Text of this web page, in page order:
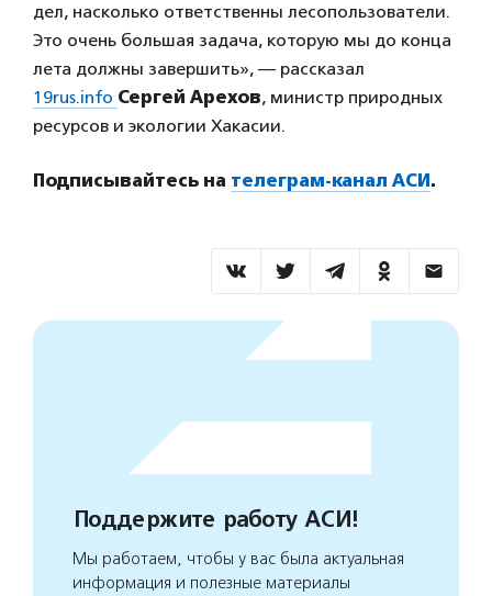
дел, насколько ответственны лесопользователи.
Это очень большая задача, которую мы до конца
лета должны завершить», — рассказал
19rus.info Сергей Арехов, министр природных
ресурсов и экологии Хакасии.
Подписывайтесь на телеграм-канал АСИ .
Поддержите работу АСИ!
Мы работаем, чтобы у вас была актуальная
информация и полезные материалы